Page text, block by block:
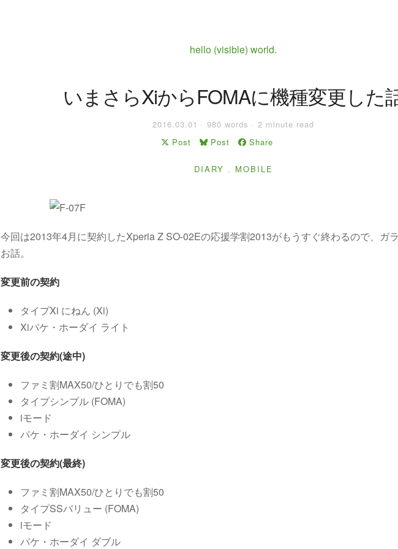
hello (visible) world.
いまさらXiからFOMAに機種変更した
2016.03.01 · 980 words · 2 minute read
Post
Post Share
DIARY , MOBILE
今回は2013年4月に契約したXperia Z SO-02Eの応援学割2013がもうすぐ終わるので、ガ
お話。
変更前の契約
タイプXi にねん (Xi)
Xiパケ・ホーダイ ライト
変更後の契約(途中)
ファミ割MAX50/ひとりでも割50
タイプシンプル (FOMA)
iモード
パケ・ホーダイ シンプル
変更後の契約(最終)
ファミ割MAX50/ひとりでも割50
タイプSSバリュー (FOMA)
iモード
パケ・ホーダイ ダブル